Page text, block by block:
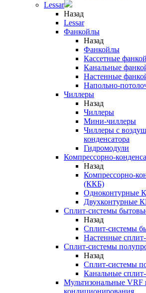
Lessar
Назад
Lessar
Фанкойлы
Назад
Фанкойлы
Кассетные
Канальные
Настенные
Напольно-
Чиллеры
Назад
Чиллеры
Мини-чиллеры
Чиллеры с
конденсатора
Гидромодули
Компрессорно-
Назад
Компрессорно-
(ККБ)
Одноконтурные
Двухконтурные
Сплит-системы
Назад
Сплит-системы
Настенные
Сплит-системы
Назад
Сплит-системы
Канальные
Мультизональные
кондиционирования